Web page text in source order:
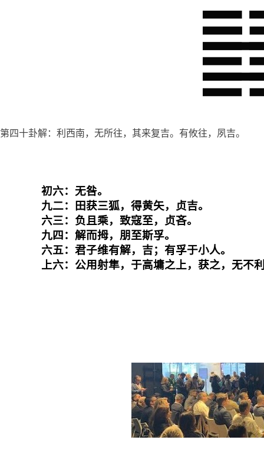
第四十卦解：利西南，无所往，其来复吉。有攸往，夙吉。
初六：无咎。
九二：田获三狐，得黄矢，贞吉。
六三：负且乘，致寇至，贞吝。
九四：解而拇，朋至斯孚。
六五：君子维有解，吉；有孚于小人。
上六：公用射隼，于高墉之上，获之，无不